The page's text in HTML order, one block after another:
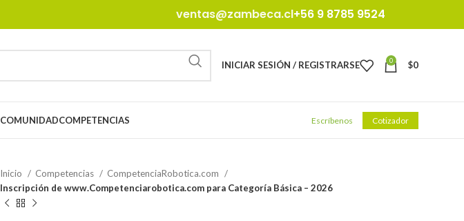
ventas@zambeca.cl+56 9 8785 9524
INICIAR SESIÓN / REGISTRARSE 0 $0
COMUNIDADCOMPETENCIAS Escríbenos Cotizador
Inicio Competencias
CompetenciaRobotica.com
Inscripción de www.Competenciarobotica.com para Categoría Básica – 2026